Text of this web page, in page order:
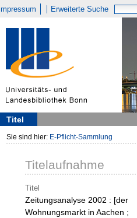
Impressum Erweiterte Suche
Titel
Sie sind hier: E-Pflicht-Sammlung
Titelaufnahme
Titel
Zeitungsanalyse 2002 : [der
Wohnungsmarkt in Aachen ;